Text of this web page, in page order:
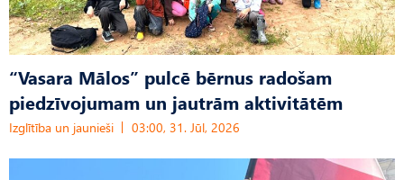
“Vasara Mālos” pulcē bērnus radošam
piedzīvojumam un jautrām aktivitātēm
Izglītība un jaunieši 03:00, 31. Jūl, 2026